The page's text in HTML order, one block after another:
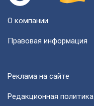
О компании
Правовая информация
Реклама на сайте
Редакционная политика